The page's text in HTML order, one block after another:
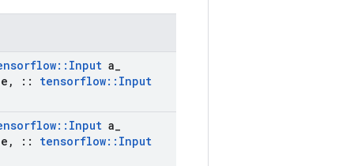
:: Input a
, :: tensorflow:: Input
:: Input a
, :: tensorflow:: Input